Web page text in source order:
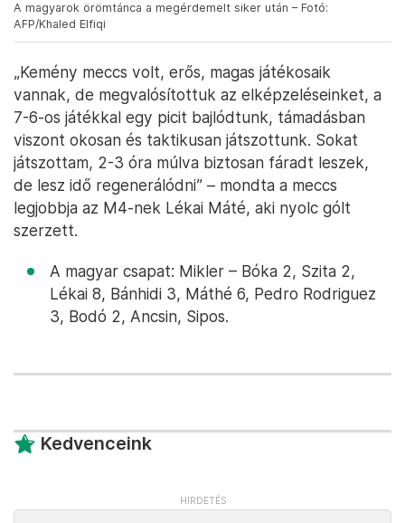
A magyarok örömtánca a megérdemelt siker után – Fotó:
AFP/Khaled Elfiqi
„Kemény meccs volt, erős, magas játékosaik
vannak, de megvalósítottuk az elképzeléseinket, a
7-6-os játékkal egy picit bajlódtunk, támadásban
viszont okosan és taktikusan játszottunk. Sokat
játszottam, 2-3 óra múlva biztosan fáradt leszek,
de lesz idő regenerálódni” – mondta a meccs
legjobbja az M4-nek Lékai Máté, aki nyolc gólt
szerzett.
A magyar csapat: Mikler – Bóka 2, Szita 2,
Lékai 8, Bánhidi 3, Máthé 6, Pedro Rodriguez
3, Bodó 2, Ancsin, Sipos.
Kedvenceink